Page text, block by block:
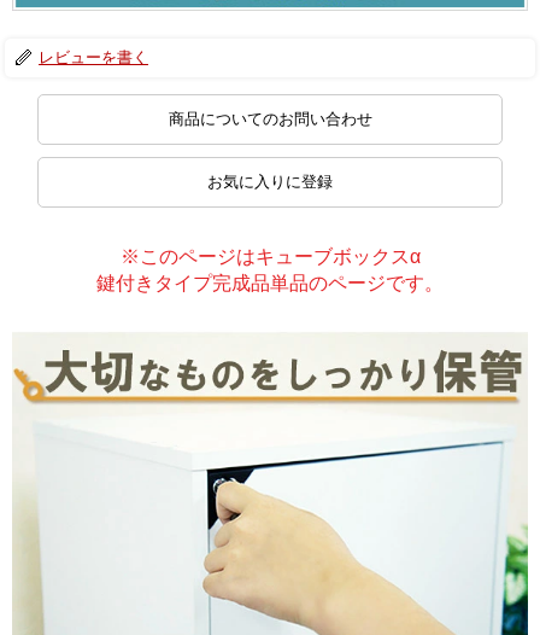
レビューを書く
商品についてのお問い合わせ
お気に入りに登録
※このページはキューブボックスα
鍵付きタイプ完成品単品のページです。